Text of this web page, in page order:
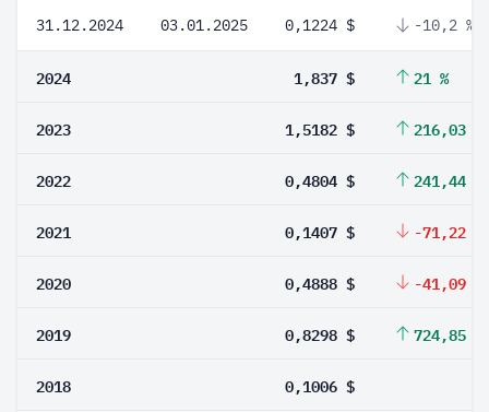
31.12.2024 03.01.2025 0,1224 $ -10,2 %
2024 1,837 $ 21 %
2023 1,5182 $ 216,03 %
2022 0,4804 $ 241,44 %
2021 0,1407 $ -71,22 %
2020 0,4888 $ -41,09 %
2019 0,8298 $ 724,85 %
2018 0,1006 $